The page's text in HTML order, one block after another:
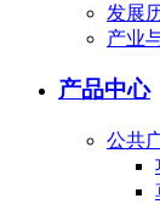
发展
产业
产品中心
公共